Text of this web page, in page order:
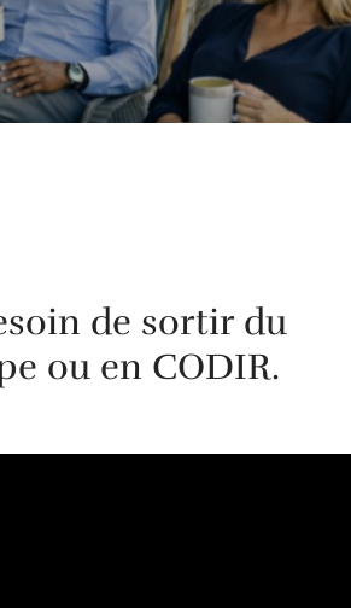
de sortir du
ou en CODIR.